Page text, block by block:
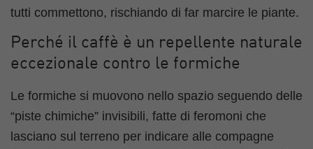
tutti commettono, rischiando di far marcire le piante.
Perché il caffè è un repellente naturale
eccezionale contro le formiche
Le formiche si muovono nello spazio seguendo delle
“piste chimiche” invisibili, fatte di feromoni che
lasciano sul terreno per indicare alle compagne